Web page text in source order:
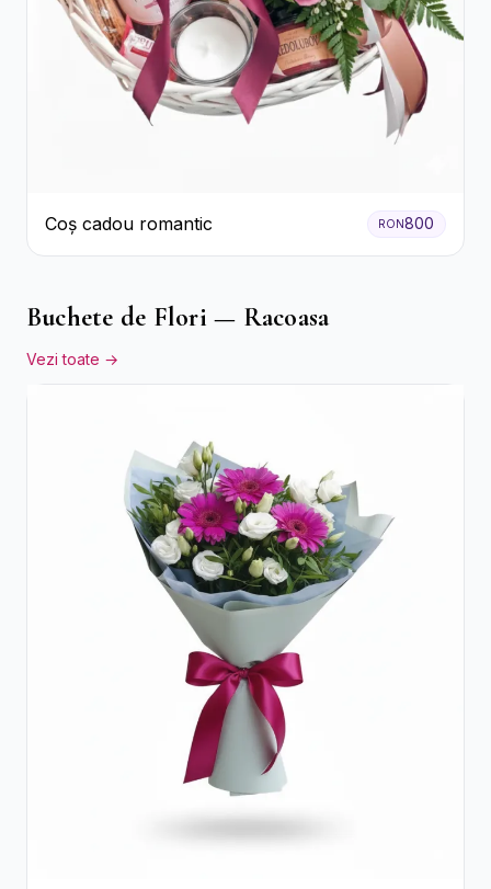
Coș cadou romantic RON800
Buchete de Flori — Racoasa
Vezi toate →